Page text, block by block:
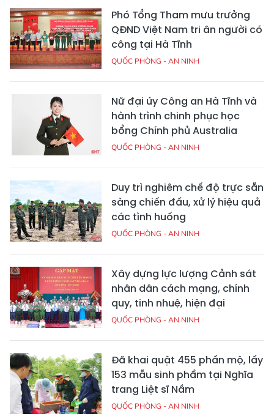
Phó Tổng Tham mưu trưởng
QĐND Việt Nam tri ân người có
công tại Hà Tĩnh
QUỐC PHÒNG - AN NINH
Nữ đại úy Công an Hà Tĩnh và
hành trình chinh phục học
bổng Chính phủ Australia
QUỐC PHÒNG - AN NINH
Duy trì nghiêm chế độ trực sẵn
sàng chiến đấu, xử lý hiệu quả
các tình huống
QUỐC PHÒNG - AN NINH
Xây dựng lực lượng Cảnh sát
nhân dân cách mạng, chính
quy, tinh nhuệ, hiện đại
QUỐC PHÒNG - AN NINH
Đã khai quật 455 phần mộ, lấy
153 mẫu sinh phẩm tại Nghĩa
trang Liệt sĩ Nầm
QUỐC PHÒNG - AN NINH